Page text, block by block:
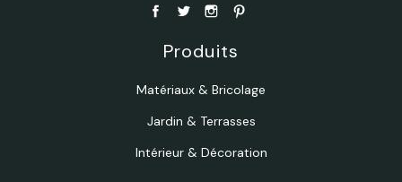
Produits
Matériaux & Bricolage
Jardin & Terrasses
Intérieur & Décoration